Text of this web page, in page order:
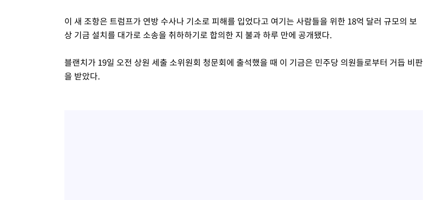
이 새 조항은 트럼프가 연방 수사나 기소로 피해를 입었다고 여기는 사람들을 위한 18억 달러 규모의 보
상 기금 설치를 대가로 소송을 취하하기로 합의한 지 불과 하루 만에 공개됐다.
블랜치가 19일 오전 상원 세출 소위원회 청문회에 출석했을 때 이 기금은 민주당 의원들로부터 거듭 비판
을 받았다.